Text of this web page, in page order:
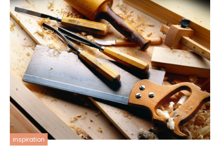
inspiration